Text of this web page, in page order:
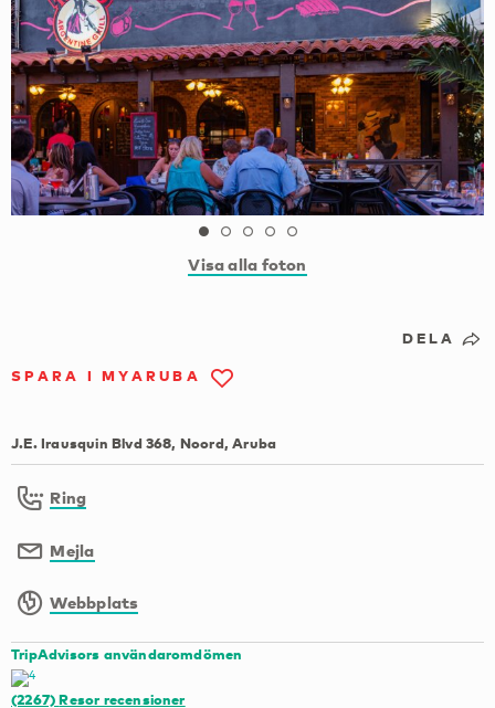
Visa alla foton
DELA
SPARA I MYARUBA
J.E. Irausquin Blvd 368, Noord, Aruba
Ring
Mejla
Webbplats
TripAdvisors användaromdömen
(2267)Resor recensioner